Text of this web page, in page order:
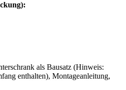
als Bausatz (Hinweis:
enthalten), Montageanleitung,